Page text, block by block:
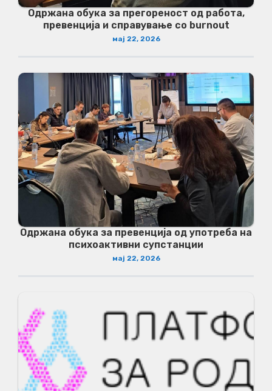
Одржана обука за прегореност од работа,
превенција и справување со burnout
мај 22, 2026
Одржана обука за превенција од употреба на
психоактивни супстанции
мај 22, 2026